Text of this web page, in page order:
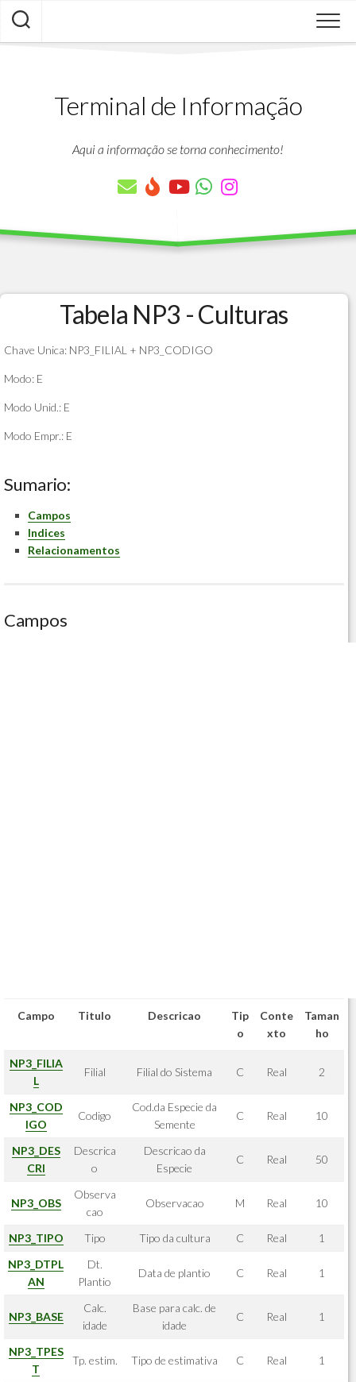
Skip
content
Terminal de Informação
Aqui a informação se torna conhecimento!
Tabela NP3 - Culturas
Chave Unica: NP3_FILIAL + NP3_CODIGO
Modo: E
Modo Unid.: E
Modo Empr.: E
Sumario:
Campos
Indices
Relacionamentos
Campos
Campo Titulo Descricao
Tip
o
Conte
xto
Taman
ho
NP3_FILIA
L
Filial Filial do Sistema C Real 2
NP3_COD
IGO
Codigo
Cod.da Especie da
Semente
C Real 10
NP3_DES
CRI
Descrica
o
Descricao da
Especie
C Real 50
NP3_OBS
Observa
cao
Observacao M Real 10
NP3_TIPO Tipo Tipo da cultura C Real
1
NP3_DTPL
AN
Dt.
Plantio
Data de plantio C Real 1
NP3_BASE
Calc.
idade
Base para calc. de
idade
C Real 1
NP3_TPES
T
Tp. estim. Tipo de estimativa C Real 1